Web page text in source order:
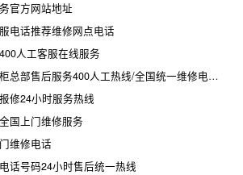
官方网站地址
电话推荐维修网点电话
人工客服在线服务
部售后服务400人工热线/全国统一维修电话是多少
修24小时服务热线
国上门维修服务
维修电话
话号码24小时售后统一热线